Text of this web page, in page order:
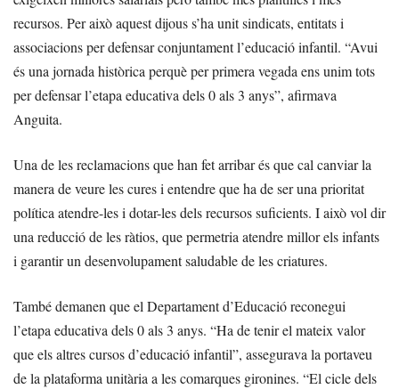
recursos. Per això aquest dijous s’ha unit sindicats, entitats i
associacions per defensar conjuntament l’educació infantil. “Avui
és una jornada històrica perquè per primera vegada ens unim tots
per defensar l’etapa educativa dels 0 als 3 anys”, afirmava
Anguita.
Una de les reclamacions que han fet arribar és que cal canviar la
manera de veure les cures i entendre que ha de ser una prioritat
política atendre-les i dotar-les dels recursos suficients. I això vol dir
una reducció de les ràtios, que permetria atendre millor els infants
i garantir un desenvolupament saludable de les criatures.
També demanen que el Departament d’Educació reconegui
l’etapa educativa dels 0 als 3 anys. “Ha de tenir el mateix valor
que els altres cursos d’educació infantil”, assegurava la portaveu
de la plataforma unitària a les comarques gironines. “El cicle dels